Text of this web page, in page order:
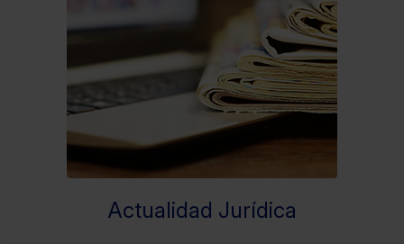
Actualidad Jurídica